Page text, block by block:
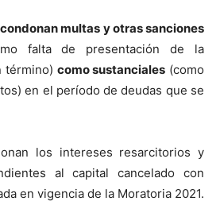
multas y otras sanciones
falta de presentación de la
término) como sustanciales (como
en el período de deudas que se
los intereses resarcitorios y
al capital cancelado con
en vigencia de la Moratoria 2021.